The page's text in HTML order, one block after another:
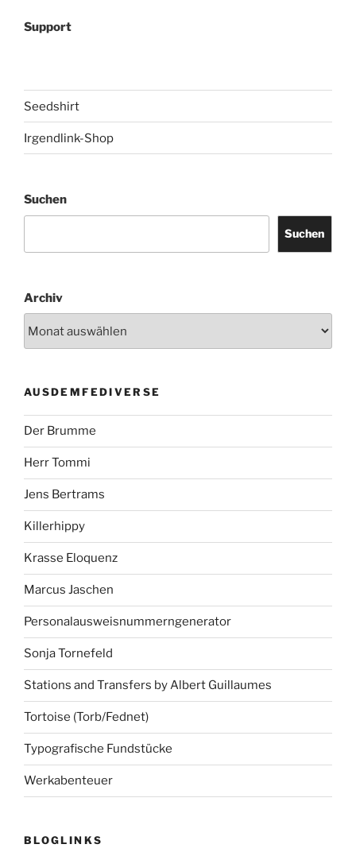
Support
Seedshirt
Irgendlink-Shop
Suchen
Suchen
Archiv
AUSDEMFEDIVERSE
Der Brumme
Herr Tommi
Jens Bertrams
Killerhippy
Krasse Eloquenz
Marcus Jaschen
Personalausweisnummerngenerator
Sonja Tornefeld
Stations and Transfers by Albert Guillaumes
Tortoise (Torb/Fednet)
Typografische Fundstücke
Werkabenteuer
BLOGLINKS